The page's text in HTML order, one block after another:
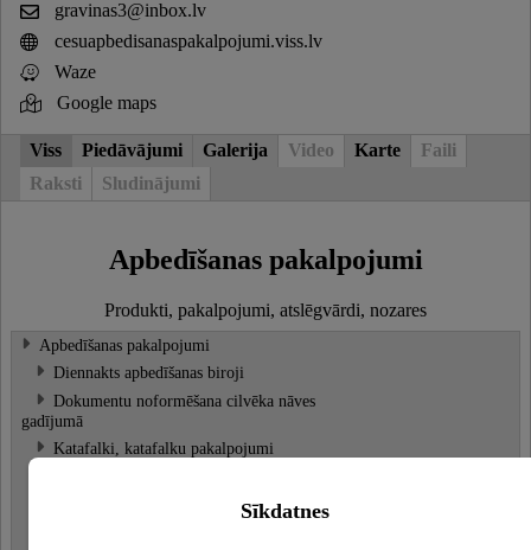
gravinas3@inbox.lv
cesuapbedisanaspakalpojumi.viss.lv
Waze
Google maps
Viss Piedāvājumi Galerija Video Karte
Faili
Raksti
Sludinājumi
Apbedīšanas pakalpojumi
Produkti, pakalpojumi, atslēgvārdi, nozares
Apbedīšanas pakalpojumi
Diennakts apbedīšanas biroji
Dokumentu noformēšana cilvēka nāves
gadījumā
Katafalki, katafalku pakalpojumi
Apbedīšanas un rituālie piederumiSīkdatnes